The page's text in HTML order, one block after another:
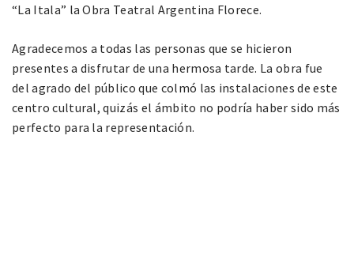
“La Itala” la Obra Teatral Argentina Florece.
Agradecemos a todas las personas que se hicieron
presentes a disfrutar de una hermosa tarde. La obra fue
del agrado del público que colmó las instalaciones de este
centro cultural, quizás el ámbito no podría haber sido más
perfecto para la representación.